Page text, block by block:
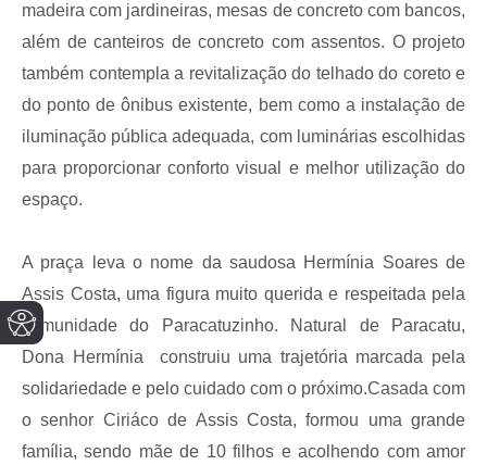
madeira com jardineiras, mesas de concreto com bancos,
além de canteiros de concreto com assentos. O projeto
também contempla a revitalização do telhado do coreto e
do ponto de ônibus existente, bem como a instalação de
iluminação pública adequada, com luminárias escolhidas
para proporcionar conforto visual e melhor utilização do
espaço.
A praça leva o nome da saudosa Hermínia Soares de
Assis Costa, uma figura muito querida e respeitada pela
comunidade do Paracatuzinho. Natural de Paracatu,
Dona Hermínia construiu uma trajetória marcada pela
solidariedade e pelo cuidado com o próximo.Casada com
o senhor Ciriáco de Assis Costa, formou uma grande
família, sendo mãe de 10 filhos e acolhendo com amor